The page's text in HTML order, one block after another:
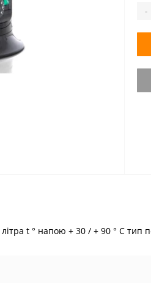
-
t ° напою + 30 / + 90 ° C тип